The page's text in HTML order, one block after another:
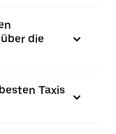
die
Taxis